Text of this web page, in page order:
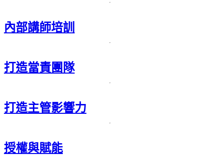
內部講師培訓
打造當責團隊
打造主管影響力
授權與賦能